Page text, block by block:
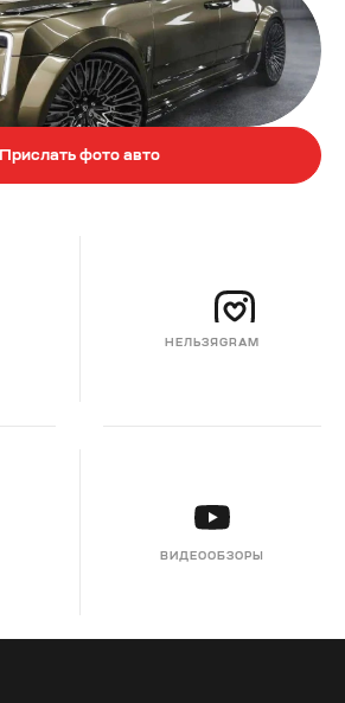
Прислать фото авто
НЕЛЬЗЯGRAM
ВИДЕООБЗОРЫ